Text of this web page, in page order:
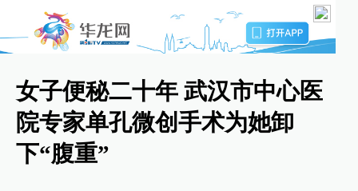
女子便秘二十年 武汉市中心医
院专家单孔微创手术为她卸
下“腹重”